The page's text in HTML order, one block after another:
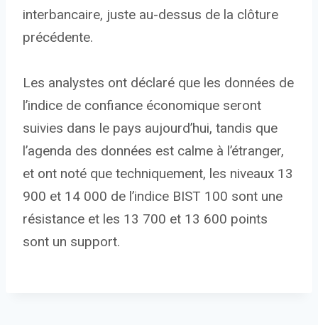
interbancaire, juste au-dessus de la clôture
précédente.
Les analystes ont déclaré que les données de
l’indice de confiance économique seront
suivies dans le pays aujourd’hui, tandis que
l’agenda des données est calme à l’étranger,
et ont noté que techniquement, les niveaux 13
900 et 14 000 de l’indice BIST 100 sont une
résistance et les 13 700 et 13 600 points
sont un support.